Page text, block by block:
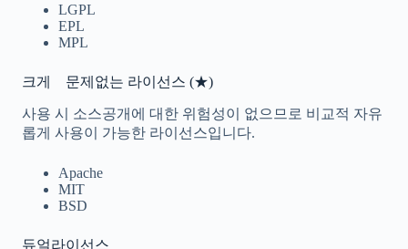
LGPL
EPL
MPL
크게 문제없는 라이선스 (★)
사용 시 소스공개에 대한 위험성이 없으므로 비교적 자유
롭게 사용이 가능한 라이선스입니다.
Apache
MIT
BSD
듀얼라이선스